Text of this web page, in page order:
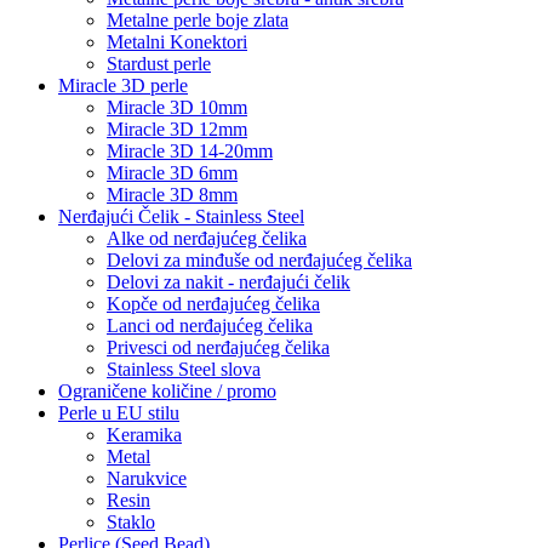
Metalne perle boje zlata
Metalni Konektori
Stardust perle
Miracle 3D perle
Miracle 3D 10mm
Miracle 3D 12mm
Miracle 3D 14-20mm
Miracle 3D 6mm
Miracle 3D 8mm
Nerđajući Čelik - Stainless Steel
Alke od nerđajućeg čelika
Delovi za minđuše od nerđajućeg čelika
Delovi za nakit - nerđajući čelik
Kopče od nerđajućeg čelika
Lanci od nerđajućeg čelika
Privesci od nerđajućeg čelika
Stainless Steel slova
Ograničene količine / promo
Perle u EU stilu
Keramika
Metal
Narukvice
Resin
Staklo
Perlice (Seed Bead)